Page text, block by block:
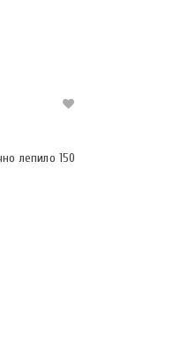
лепило 150